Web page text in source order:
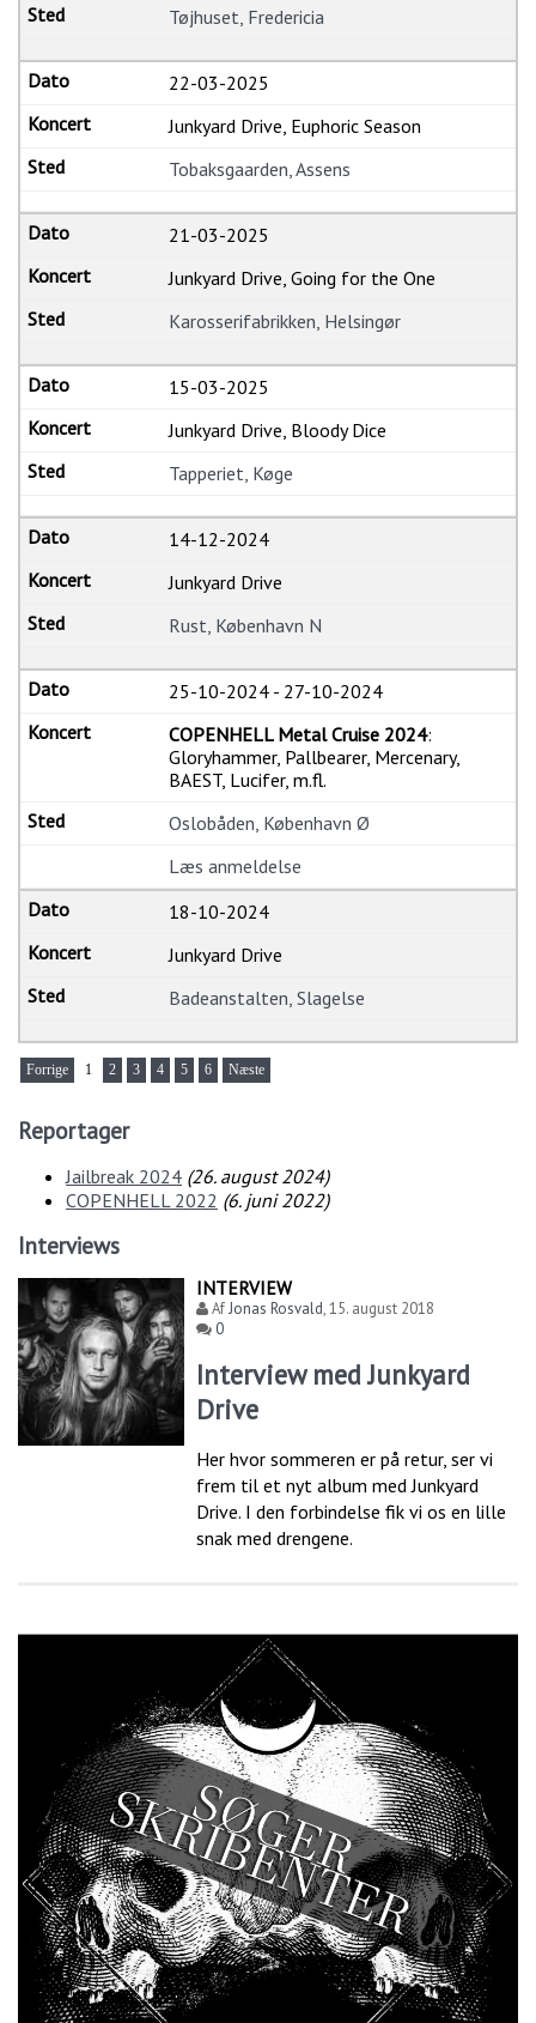
Tøjhuset, Fredericia
22-03-2025
Junkyard Drive, Euphoric Season
Tobaksgaarden, Assens
21-03-2025
Junkyard Drive, Going for the One
Karosserifabrikken, Helsingør
15-03-2025
Junkyard Drive, Bloody Dice
Tapperiet, Køge
14-12-2024
Junkyard Drive
Rust, København N
25-10-2024 - 27-10-2024
COPENHELL Metal Cruise 2024:
Gloryhammer, Pallbearer, Mercenary,
BAEST, Lucifer, m.fl.
Oslobåden, København Ø
Læs anmeldelse
18-10-2024
Junkyard Drive
Badeanstalten, Slagelse
Forrige 1 2 3 4 5 6 Næste
Reportager
Jailbreak 2024 (26. august 2024)
COPENHELL 2022 (6. juni 2022)
Interviews
INTERVIEW
AfJonas Rosvald,15. august 2018
0
Interview med Junkyard
Drive
Her hvor sommeren er på retur, ser vi
frem til et nyt album med Junkyard
Drive. I den forbindelse fik vi os en lille
snak med drengene.